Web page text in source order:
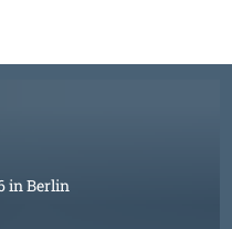
in Berlin